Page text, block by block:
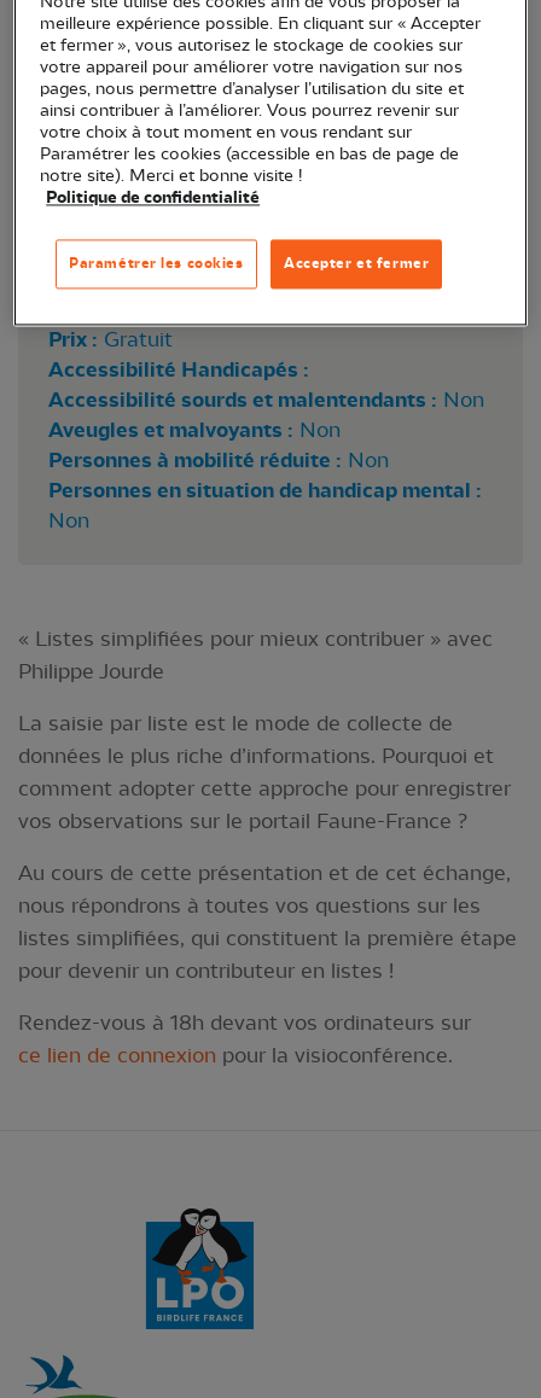
Lieu : En visio
Prix : Gratuit
Accessibilité Handicapés :
Accessibilité sourds et malentendants : Non
Aveugles et malvoyants : Non
Personnes à mobilité réduite : Non
Personnes en situation de handicap mental :
Non
« Listes simplifiées pour mieux contribuer » avec
Philippe Jourde
La saisie par liste est le mode de collecte de
données le plus riche d’informations. Pourquoi et
comment adopter cette approche pour enregistrer
vos observations sur le portail Faune-France ?
Au cours de cette présentation et de cet échange,
nous répondrons à toutes vos questions sur les
listes simplifiées, qui constituent la première étape
pour devenir un contributeur en listes !
Rendez-vous à 18h devant vos ordinateurs sur
ce lien de connexion pour la visioconférence.
meilleure expérience possible. En cliquant sur « Accepter
et fermer », vous autorisez le stockage de cookies sur
votre appareil pour améliorer votre navigation sur nos
pages, nous permettre d’analyser l’utilisation du site et
ainsi contribuer à l’améliorer. Vous pourrez revenir sur
votre choix à tout moment en vous rendant sur
Paramétrer les cookies (accessible en bas de page de
notre site). Merci et bonne visite !
Politique de confidentialité
Accepter et fermer
Paramétrer les cookies